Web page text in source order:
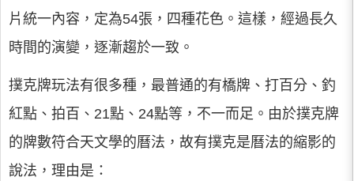
片統一內容，定為54張，四種花色。這樣，經過長久
時間的演變，逐漸趨於一致。
撲克牌玩法有很多種，最普通的有橋牌、打百分、釣
紅點、拍百、21點、24點等，不一而足。由於撲克牌
的牌數符合天文學的曆法，故有撲克是曆法的縮影的
說法，理由是：